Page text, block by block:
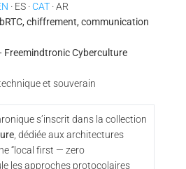
· ES · CAT · AR
chiffrement, communication
Freemindtronic Cyberculture
et souverain
s’inscrit dans la collection
, dédiée aux architectures
“local first — zero
les approches protocolaires